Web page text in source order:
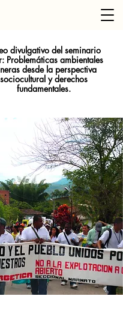
divulgativo del seminario
Problemáticas ambientales
desde la perspectiva
sociocultural y derechos
fundamentales.